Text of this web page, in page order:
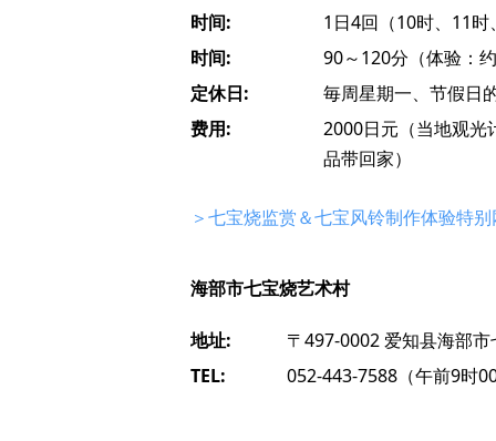
时间:
1日4回（10时、11
时间:
90～120分（体验：
定休日:
毎周星期一、节假日
费用:
2000日元（当地观光
品带回家）
＞七宝烧监赏＆七宝风铃制作体验特
海部市七宝烧艺术村
地址:
〒497-0002 爱知县海部
TEL:
052-443-7588（午前9时